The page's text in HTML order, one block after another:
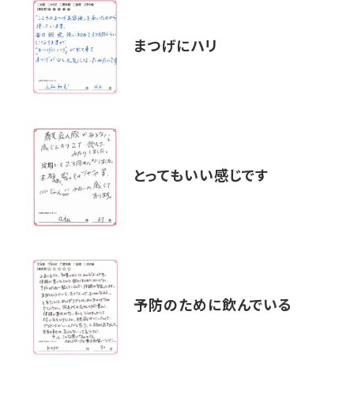
まつげにハリ
とってもいい感じです
予防のために飲んでいる